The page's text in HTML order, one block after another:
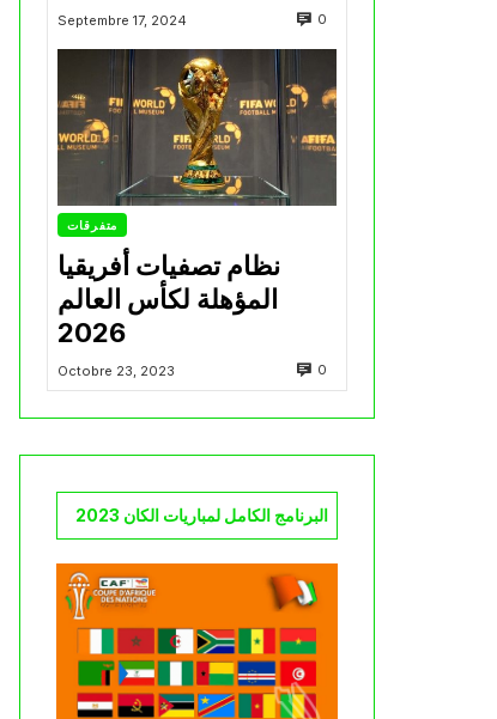
Septembre 17, 2024 0
متفرقات
نظام تصفيات أفريقيا
المؤهلة لكأس العالم
2026
Octobre 23, 2023 0
البرنامج الكامل لمباريات الكان 2023